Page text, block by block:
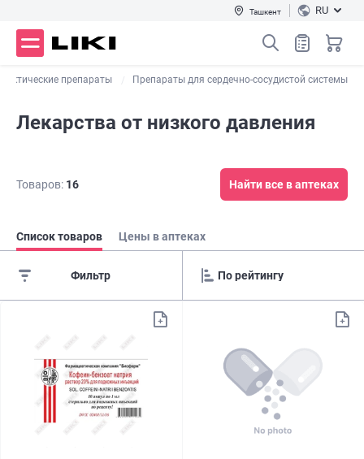
Ташкент RU
препараты Препараты для сердечно-сосудистой системы
Лекарства от низкого давления
Товаров: 16 Найти все в аптеках
Список товаров Цены в аптеках
Фильтр